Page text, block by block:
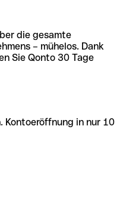
die gesamte
– mühelos. Dank
Sie Qonto 30 Tage
in nur 10